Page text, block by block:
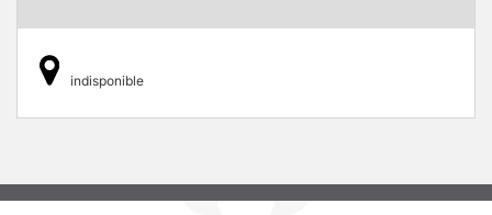
indisponible